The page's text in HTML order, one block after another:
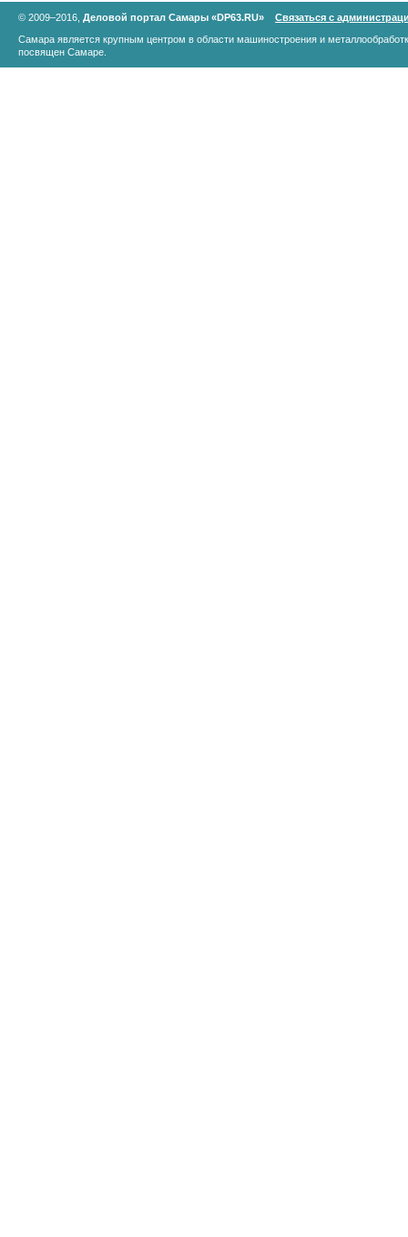
© 2009–2016, Деловой портал Самары «DP63.RU»
Связаться с
Самара является крупным центром в области машиностроения и
посвящен Самаре.